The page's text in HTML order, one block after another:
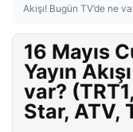
Akışı! Bugün TV’de ne
16 Mayıs
Yayın
var?
Star, ATV,